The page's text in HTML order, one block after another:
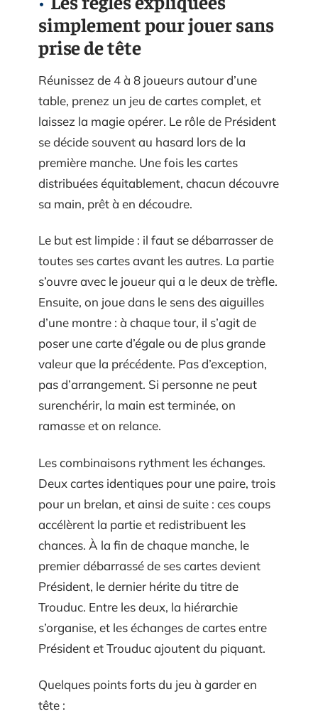
simplement pour jouer sans
prise de tête
Réunissez de 4 à 8 joueurs autour d’une
table, prenez un jeu de cartes complet, et
laissez la magie opérer. Le rôle de Président
se décide souvent au hasard lors de la
première manche. Une fois les cartes
distribuées équitablement, chacun découvre
sa main, prêt à en découdre.
Le but est limpide : il faut se débarrasser de
toutes ses cartes avant les autres. La partie
s’ouvre avec le joueur qui a le deux de trèfle.
Ensuite, on joue dans le sens des aiguilles
d’une montre : à chaque tour, il s’agit de
poser une carte d’égale ou de plus grande
valeur que la précédente. Pas d’exception,
pas d’arrangement. Si personne ne peut
surenchérir, la main est terminée, on
ramasse et on relance.
Les combinaisons rythment les échanges.
Deux cartes identiques pour une paire, trois
pour un brelan, et ainsi de suite : ces coups
accélèrent la partie et redistribuent les
chances. À la fin de chaque manche, le
premier débarrassé de ses cartes devient
Président, le dernier hérite du titre de
Trouduc. Entre les deux, la hiérarchie
s’organise, et les échanges de cartes entre
Président et Trouduc ajoutent du piquant.
Quelques points forts du jeu à garder en
tête :